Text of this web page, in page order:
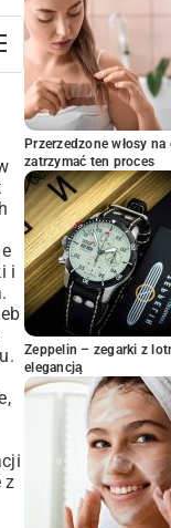
i
z
Przerzedzone włosy
zatrzymać ten proces
Zeppelin – zegarki z
elegancją